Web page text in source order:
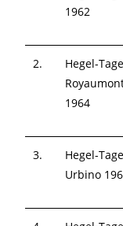
1962
2.
Hegel-Tage
1964
3.
Hegel-Tage
Urbino